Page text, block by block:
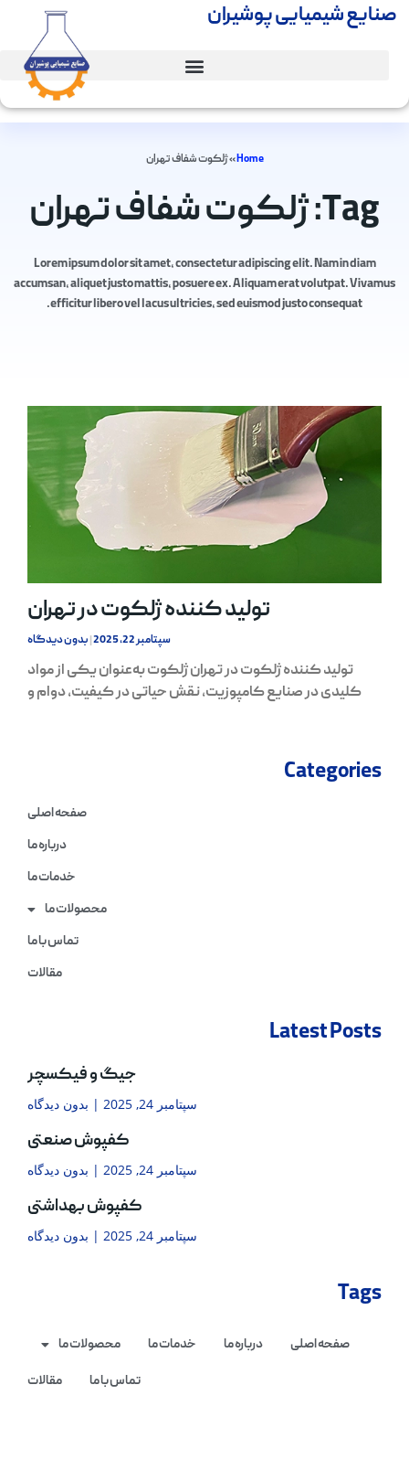
صنایع شیمیایی پوشیران
Home
»ژلکوت شفاف تهران
Tag: ژلکوت شفاف تهران
Lorem ipsum dolor sit amet, consectetur adipiscing elit. Nam in diam
accumsan, aliquet justo mattis, posuere ex. Aliquam erat volutpat. Vivamus
efficitur libero vel lacus ultricies, sed euismod justo consequat.
تولید کننده ژلکوت در تهران
سپتامبر 22, 2025 بدون دیدگاه
تولید کننده ژلکوت در تهران ژلکوت به‌عنوان یکی از مواد
کلیدی در صنایع کامپوزیت، نقش حیاتی در کیفیت، دوام و
Categories
صفحه اصلی
درباره ما
خدمات ما
محصولات ما
تماس با ما
مقالات
Latest Posts
جیگ و فیکسچر
سپتامبر 24, 2025 بدون دیدگاه
کفپوش صنعتی
سپتامبر 24, 2025 بدون دیدگاه
کفپوش بهداشتی
سپتامبر 24, 2025 بدون دیدگاه
Tags
صفحه اصلی درباره ما خدمات ما
محصولات ما
تماس با ما
مقالات